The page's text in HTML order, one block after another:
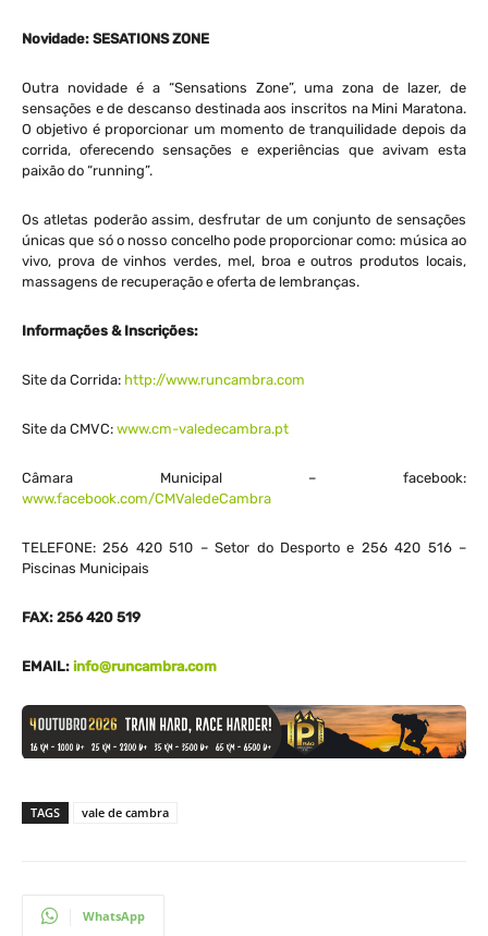
Novidade: SESATIONS ZONE
Outra novidade é a “Sensations Zone”, uma zona de lazer, de
sensações e de descanso destinada aos inscritos na Mini Maratona.
O objetivo é proporcionar um momento de tranquilidade depois da
corrida, oferecendo sensações e experiências que avivam esta
paixão do “running”.
Os atletas poderão assim, desfrutar de um conjunto de sensações
únicas que só o nosso concelho pode proporcionar como: música ao
vivo, prova de vinhos verdes, mel, broa e outros produtos locais,
massagens de recuperação e oferta de lembranças.
Informações & Inscrições:
Site da Corrida: http://www.runcambra.com
Site da CMVC: www.cm-valedecambra.pt
Câmara Municipal – facebook:
www.facebook.com/CMValedeCambra
TELEFONE: 256 420 510 – Setor do Desporto e 256 420 516 –
Piscinas Municipais
FAX: 256 420 519
EMAIL: info@runcambra.com
TAGS vale de cambra
WhatsApp